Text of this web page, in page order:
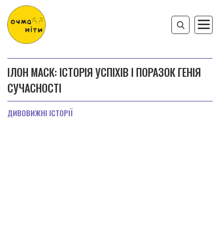
ІЛОН МАСК: ІСТОРІЯ УСПІХІВ І ПОРАЗОК ГЕНІЯ
СУЧАСНОСТІ
ДИВОВИЖНІ ІСТОРІЇ